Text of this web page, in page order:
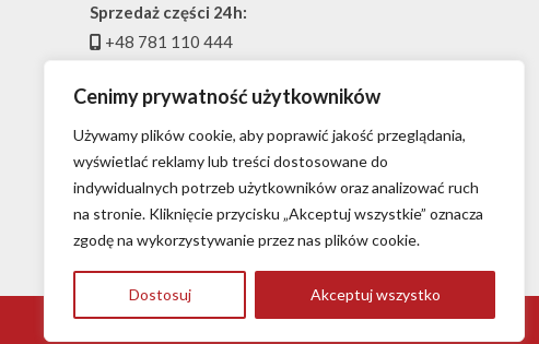
Cenimy prywatność użytkowników
Używamy plików cookie, aby poprawić jakość przeglądania,
wyświetlać reklamy lub treści dostosowane do
indywidualnych potrzeb użytkowników oraz analizować ruch
na stronie. Kliknięcie przycisku „Akceptuj wszystkie” oznacza
zgodę na wykorzystywanie przez nas plików cookie.
Dostosuj Akceptuj wszystko
Sprzedaż części 24h:
+48 781 110 444
Serwis:
+48 697 916 007
serwis@agrotraktor.pl
Przedstawiciel handlowy w regionie:
+48 722 226 777
handel@agrotraktor.pl